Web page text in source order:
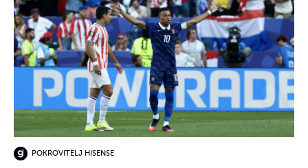
POKROVITELJ HISENSE